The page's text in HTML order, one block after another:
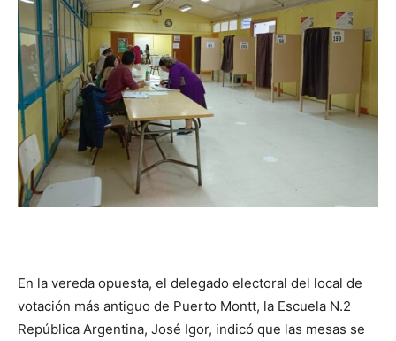
En la vereda opuesta, el delegado electoral del local de
votación más antiguo de Puerto Montt, la Escuela N.2
República Argentina, José Igor, indicó que las mesas se